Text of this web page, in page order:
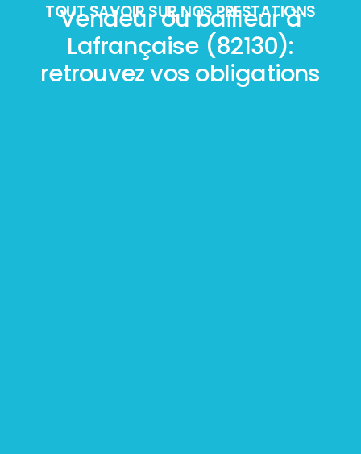
TOUT SAVOIR SUR NOS PRESTATIONS
Vendeur ou bailleur à
Lafrançaise (82130):
retrouvez vos obligations